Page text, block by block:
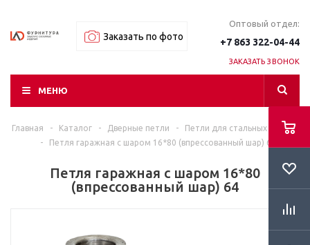
Заказать по фото
Оптовый отдел:
+7 863 322-04-44
ЗАКАЗАТЬ ЗВОНОК
МЕНЮ
Главная - Каталог - Дверные петли -
Петли для стальных дверей
-
Петля гаражная с шаром 16*80 (впрессованный шар) 64
Петля гаражная с шаром 16*80
(впрессованный шар) 64